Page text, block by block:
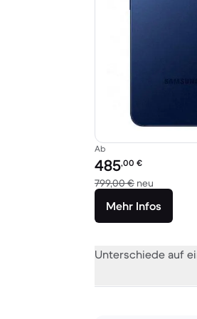
Ab
Preis des erneuerten
485,00 €
799,00 € neu
Mehr Infos
Unterschiede auf